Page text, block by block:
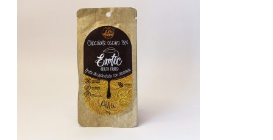
4
8
.
0
0
0
,
0
0
c
e
r
a
n
g
e
:
$
1
0
.
0